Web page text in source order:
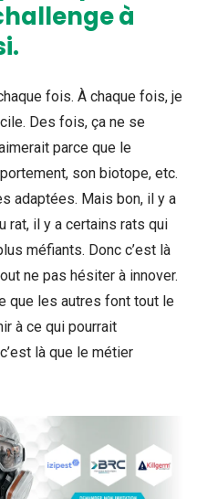
à
fois. À chaque fois, je
Des fois, ça ne se
parce que le
son biotope, etc.
adaptées. Mais bon, il y a
rat, il y a certains rats qui
méfiants. Donc c’est là
ne pas hésiter à innover.
que les autres font tout le
à ce qui pourrait
là que le métier